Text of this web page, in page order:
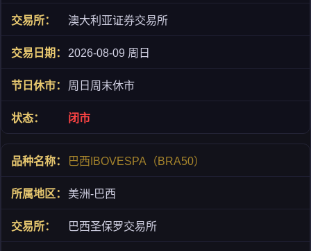
澳大利亚证券交易所
2026-08-09 周日
周日周末休市
闭市
巴西IBOVESPA（BRA50）
美洲-巴西
巴西圣保罗交易所